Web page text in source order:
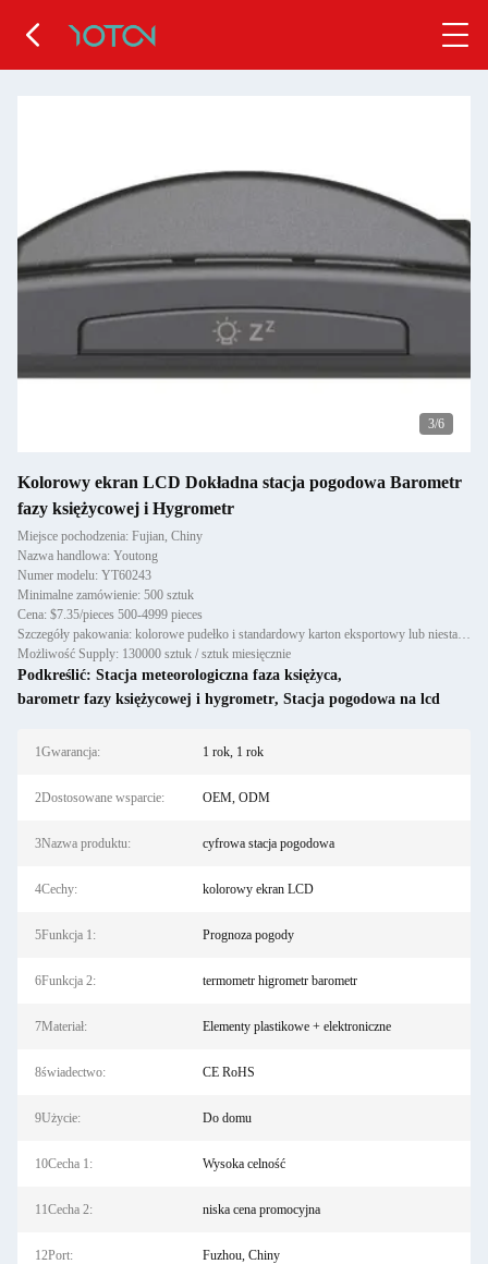
4/6
Kolorowy ekran LCD Dokładna stacja pogodowa Barometr
fazy księżycowej i Hygrometr
Miejsce pochodzenia: Fujian, Chiny
Nazwa handlowa: Youtong
Numer modelu: YT60243
Minimalne zamówienie: 500 sztuk
Cena: $7.35/pieces 500-4999 pieces
Szczegóły pakowania: kolorowe pudełko i standardowy karton eksportowy lub niestandardowe opakowanie
Możliwość Supply: 130000 sztuk / sztuk miesięcznie
Podkreślić: Stacja meteorologiczna faza księżyca,
barometr fazy księżycowej i hygrometr, Stacja pogodowa na lcd
1Gwarancja: 1 rok, 1 rok
2Dostosowane wsparcie: OEM, ODM
3Nazwa produktu: cyfrowa stacja pogodowa
4Cechy: kolorowy ekran LCD
5Funkcja 1: Prognoza pogody
6Funkcja 2: termometr higrometr barometr
7Materiał: Elementy plastikowe + elektroniczne
8świadectwo: CE RoHS
9Użycie: Do domu
10Cecha 1: Wysoka celność
11Cecha 2: niska cena promocyjna
12Port: Fuzhou, Chiny